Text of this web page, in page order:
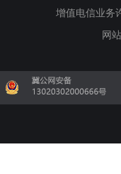
增值电信业务
网